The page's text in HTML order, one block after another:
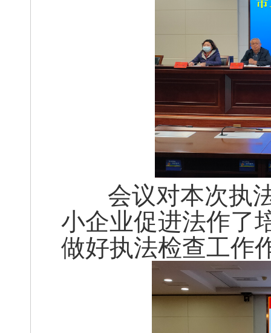
会议对本次执法
小企业促进法作了
做好执法检查工作